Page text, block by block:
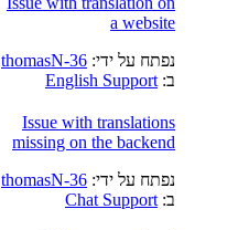
a website
נפתח על ידי: thomasN-36
ב: English Support
Issue with translations
missing on the backend
נפתח על ידי: thomasN-36
ב: Chat Support